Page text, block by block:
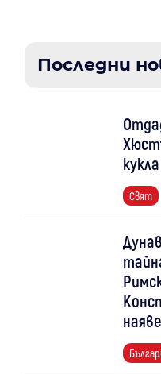
Последни
Свят
наяве